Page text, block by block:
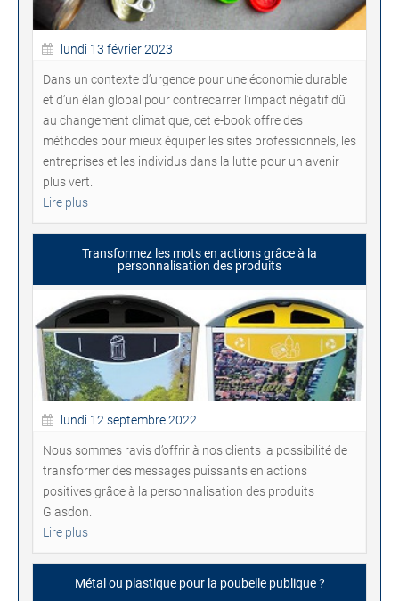
lundi 13 février 2023
Dans un contexte d’urgence pour une économie durable
et d’un élan global pour contrecarrer l’impact négatif dû
au changement climatique, cet e-book offre des
méthodes pour mieux équiper les sites professionnels, les
entreprises et les individus dans la lutte pour un avenir
plus vert.
Lire plus
Transformez les mots en actions grâce à la
personnalisation des produits
lundi 12 septembre 2022
Nous sommes ravis d’offrir à nos clients la possibilité de
transformer des messages puissants en actions
positives grâce à la personnalisation des produits
Glasdon.
Lire plus
Métal ou plastique pour la poubelle publique ?